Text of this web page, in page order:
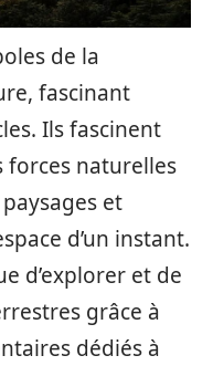
de la
fascinant
Ils fascinent
forces naturelles
et
d’un instant.
d’explorer et de
grâce à
dédiés à